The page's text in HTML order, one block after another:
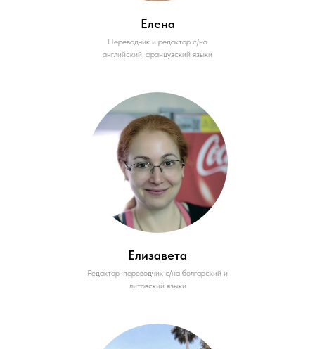
Елена
Переводчик и редактор с/на
английский, французский языки
Елизавета
Редактор-переводчик с/на болгарский и
литовский языки